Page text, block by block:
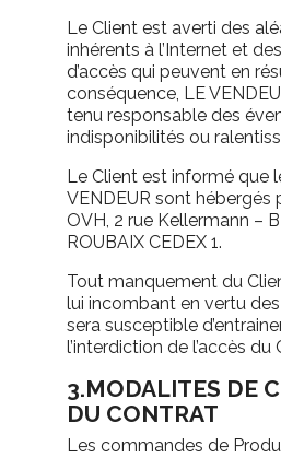
Le Client est averti des
inhérents à l’Internet et
d’accès qui peuvent en
conséquence, LE
tenu responsable des
indisponibilités ou
Le Client est informé que
VENDEUR sont hébergés
OVH, 2 rue Kellermann –
ROUBAIX CEDEX 1.
Tout manquement du
lui incombant en vertu
sera susceptible
l’interdiction de l’accès du
3.MODALITES DE
DU CONTRAT
Les commandes de